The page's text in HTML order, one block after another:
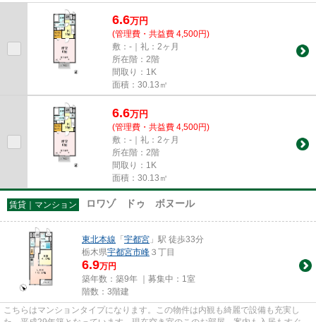
6.6万円
(管理費・共益費 4,500円)
敷：-｜礼：2ヶ月
所在階：2階
間取り：1K
面積：30.13㎡
6.6万円
(管理費・共益費 4,500円)
敷：-｜礼：2ヶ月
所在階：2階
間取り：1K
面積：30.13㎡
賃貸｜マンション ロワゾ ドゥ ボヌール
東北本線 「宇都宮 」駅 徒歩33分
栃木県宇都宮市峰 ３丁目
6.9万円
築年数：築9年 ｜募集中： 1室
階数：3階建
こちらはマンションタイプになります。この物件は内観も綺麗で設備も充実し